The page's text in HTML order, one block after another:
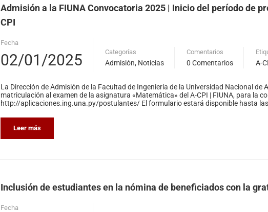
Admisión a la FIUNA Convocatoria 2025 | Inicio del período de
CPI
Fecha
02/01/2025 Categorías
Admisión, Noticias
Comentarios
0 Comentarios A-
La Dirección de Admisión de la Facultad de Ingeniería de la Universidad Nacional
matriculación al examen de la asignatura «Matemática» del A-CPI | FIUNA, para la
http://aplicaciones.ing.una.py/postulantes/ El formulario estará disponible hasta
Leer más
Inclusión de estudiantes en la nómina de beneficiados con la
Fecha